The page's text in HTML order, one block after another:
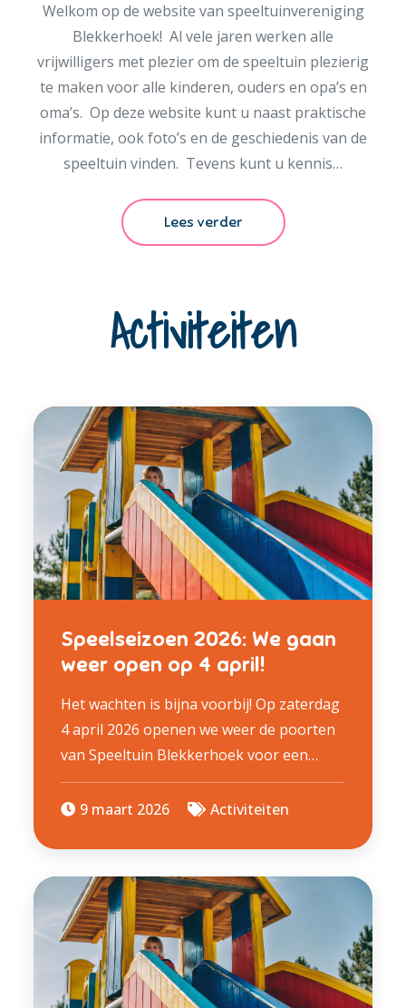
Welkom op de website van speeltuinvereniging
Blekkerhoek! Al vele jaren werken alle
vrijwilligers met plezier om de speeltuin plezierig
te maken voor alle kinderen, ouders en opa’s en
oma’s. Op deze website kunt u naast praktische
informatie, ook foto’s en de geschiedenis van de
speeltuin vinden. Tevens kunt u kennis…
Lees verder
Activiteiten
Speelseizoen 2026: We gaan
weer open op 4 april!
Het wachten is bijna voorbij! Op zaterdag
4 april 2026 openen we weer de poorten
van Speeltuin Blekkerhoek voor een…
9 maart 2026 Activiteiten